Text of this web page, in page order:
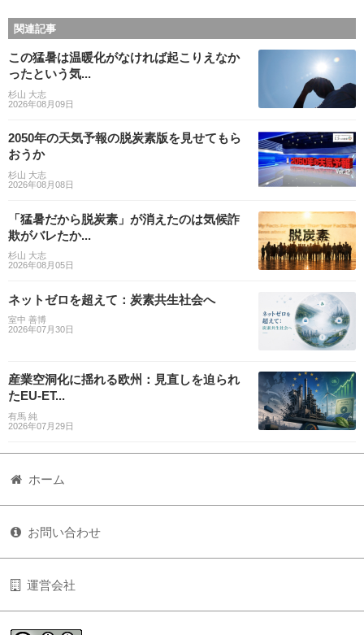
関連記事
この猛暑は温暖化がなければ起こりえなか
ったという気...
杉山 大志
2026年08月09日
2050年の天気予報の脱炭素版を見せてもら
おうか
杉山 大志
2026年08月08日
「猛暑だから脱炭素」が消えたのは気候詐
欺がバレたか...
杉山 大志
2026年08月05日
ネットゼロを超えて：炭素共生社会へ
室中 善博
2026年07月30日
産業空洞化に揺れる欧州：見直しを迫られ
たEU-ET...
有馬 純
2026年07月29日
ホーム
お問い合わせ
運営会社